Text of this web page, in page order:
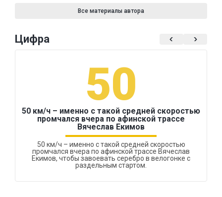
Все материалы автора
Цифра
50
50 км/ч – именно с такой средней скоростью
промчался вчера по афинской трассе
Вячеслав Екимов
50 км/ч – именно с такой средней скоростью
промчался вчера по афинской трассе Вячеслав
Екимов, чтобы завоевать серебро в велогонке с
раздельным стартом.